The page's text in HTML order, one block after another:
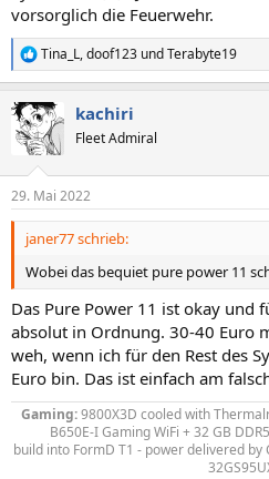
vorsorglich die Feuerwehr.
R
e
k
t
i
e
n
Tina_L,doof123 undTerabyte19
kachiri
Fleet Admiral
29. Mai 2022
janer77 schrieb:
Wobei das bequiet pure power 11
Das Pure Power 11 ist okay und
absolut in Ordnung. 30-40 Euro
weh, wenn ich für den Rest des
Euro bin. Das ist einfach am
Gaming:9800X3D cooled with
B650E-I Gaming WiFi + 32 GB
build into FormD T1 - power delivered by